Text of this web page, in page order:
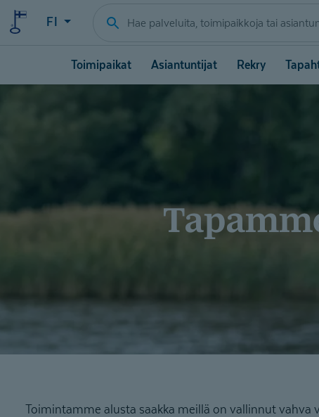
FI
Toimipaikat Asiantuntijat Rekry
Toimintamme alusta saakka meillä on vallinnut